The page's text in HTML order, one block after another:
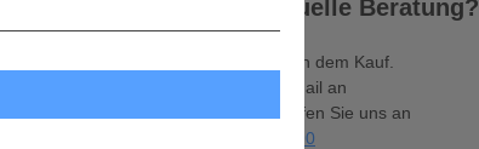
oder möchten eine individuelle Beratung?
Wir helfen Ihnen vor und nach dem Kauf.
Senden Sie uns eine Mail an
, oder rufen Sie uns an
09404 - 95390